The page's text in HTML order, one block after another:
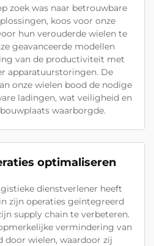
zoek was naar betrouwbare
koos voor onze
hun verouderde wielen te
geavanceerde modellen
van de productiviteit met
apparatuurstoringen. De
onze wielen bood de nodige
ladingen, wat veiligheid en
waarborgde.
optimaliseren
dienstverlener heeft
zijn operaties geïntegreerd
supply chain te verbeteren.
vermindering van
door wielen, waardoor zij